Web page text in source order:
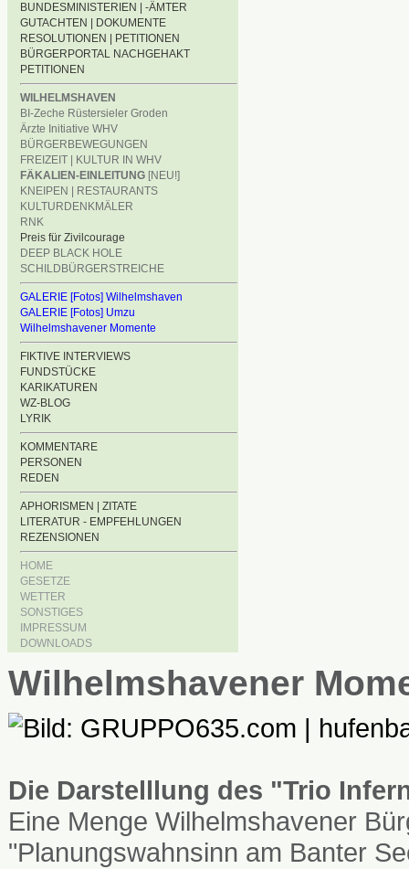
BUNDESMINISTERIEN | -ÄMTER
GUTACHTEN | DOKUMENTE
RESOLUTIONEN | PETITIONEN
BÜRGERPORTAL NACHGEHAKT
PETITIONEN
WILHELMSHAVEN
BI-Zeche Rüstersieler Groden
Ärzte Initiative WHV
BÜRGERBEWEGUNGEN
FREIZEIT | KULTUR IN WHV
FÄKALIEN-EINLEITUNG [NEU!]
KNEIPEN | RESTAURANTS
KULTURDENKMÄLER
RNK
Preis für Zivilcourage
DEEP BLACK HOLE
SCHILDBÜRGERSTREICHE
GALERIE [Fotos] Wilhelmshaven
GALERIE [Fotos] Umzu
Wilhelmshavener Momente
FIKTIVE INTERVIEWS
FUNDSTÜCKE
KARIKATUREN
WZ-BLOG
LYRIK
KOMMENTARE
PERSONEN
REDEN
APHORISMEN | ZITATE
LITERATUR - EMPFEHLUNGEN
REZENSIONEN
HOME
GESETZE
WETTER
SONSTIGES
IMPRESSUM
DOWNLOADS
Wilhelmshavener
Die Darstelllung des "Trio
Eine Menge Wilhelmshavener
"Planungswahnsinn am Banter